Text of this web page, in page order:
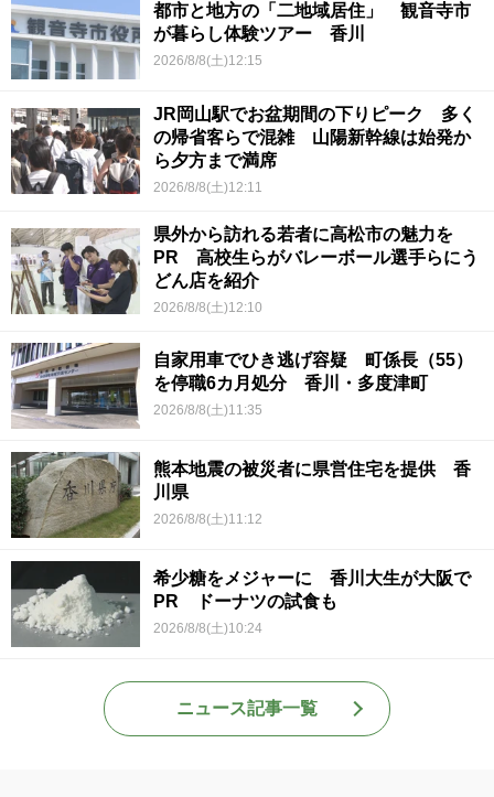
都市と地方の「二地域居住」 観音寺市
が暮らし体験ツアー 香川
2026/8/8(土)12:15
JR岡山駅でお盆期間の下りピーク 多く
の帰省客らで混雑 山陽新幹線は始発か
ら夕方まで満席
2026/8/8(土)12:11
県外から訪れる若者に高松市の魅力を
PR 高校生らがバレーボール選手らにう
どん店を紹介
2026/8/8(土)12:10
自家用車でひき逃げ容疑 町係長（55）
を停職6カ月処分 香川・多度津町
2026/8/8(土)11:35
熊本地震の被災者に県営住宅を提供 香
川県
2026/8/8(土)11:12
希少糖をメジャーに 香川大生が大阪で
PR ドーナツの試食も
2026/8/8(土)10:24
ニュース記事一覧